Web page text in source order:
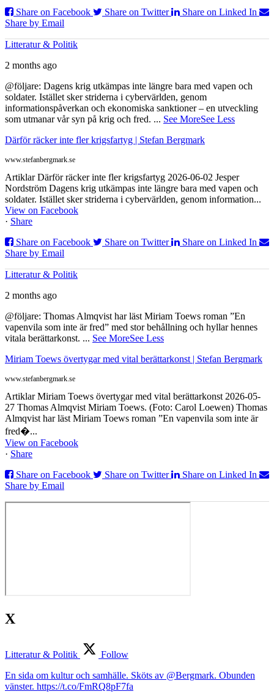
Share on Facebook
Share on Twitter
Share on Linked In
Share by Email
Litteratur & Politik
2 months ago
@följare: Dagens krig utkämpas inte längre bara med vapen och
soldater. Istället sker striderna i cybervärlden, genom
informationspåverkan och ekonomiska sanktioner – en utveckling
som utmanar vår syn på krig och fred. ... See MoreSee Less
Därför räcker inte fler krigsfartyg | Stefan Bergmark
www.stefanbergmark.se
Artiklar Därför räcker inte fler krigsfartyg 2026-06-02 Jesper
Nordström Dagens krig utkämpas inte längre bara med vapen och
soldater. Istället sker striderna i cybervärlden, genom information...
View on Facebook
· Share
Share on Facebook
Share on Twitter
Share on Linked In
Share by Email
Litteratur & Politik
2 months ago
@följare: Thomas Almqvist har läst Miriam Toews roman ”En
vapenvila som inte är fred” med stor behållning och hyllar hennes
vitala berättarkonst. ... See MoreSee Less
Miriam Toews övertygar med vital berättarkonst | Stefan Bergmark
www.stefanbergmark.se
Artiklar Miriam Toews övertygar med vital berättarkonst 2026-05-
27 Thomas Almqvist Miriam Toews. (Foto: Carol Loewen) Thomas
Almqvist har läst Miriam Toews roman ”En vapenvila som inte är
fred�...
View on Facebook
· Share
Share on Facebook
Share on Twitter
Share on Linked In
Share by Email
X
Litteratur & Politik
Follow
En sida om kultur och samhälle. Sköts av @Bergmark. Obunden
vänster. https://t.co/FmRQ8pF7fa